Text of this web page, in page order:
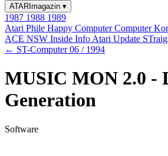
ATARImagazin ▾
1987 1988 1989
Atari Phile Happy ComputerComputer
ACE NSW Inside Info Atari Update
← ST-Computer 06 / 1994
MUSIC MON 2.0 -
Generation
Software